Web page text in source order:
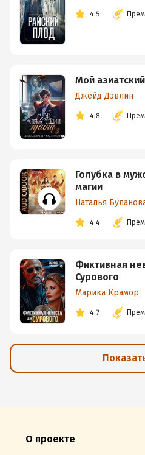
4.5
Мой
Джейд Дэвлин
4.8
Голубка в
магии
Наталья
4.4
Фиктивная
Сурового
Марика Крамор
4.7
О проекте